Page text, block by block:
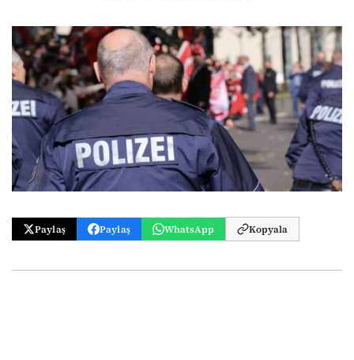
Paylaş Paylaş WhatsApp Kopyala